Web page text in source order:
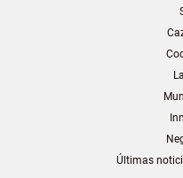
Últimas